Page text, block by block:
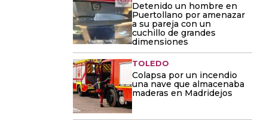
Detenido un hombre en
Puertollano por amenazar
a su pareja con un
cuchillo de grandes
dimensiones
TOLEDO
Colapsa por un incendio
una nave que almacenaba
maderas en Madridejos